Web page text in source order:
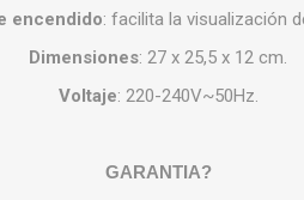
encendido: facilita la visualización
Dimensiones: 27 x 25,5 x 12 cm.
Voltaje: 220-240V~50Hz.
GARANTIA?